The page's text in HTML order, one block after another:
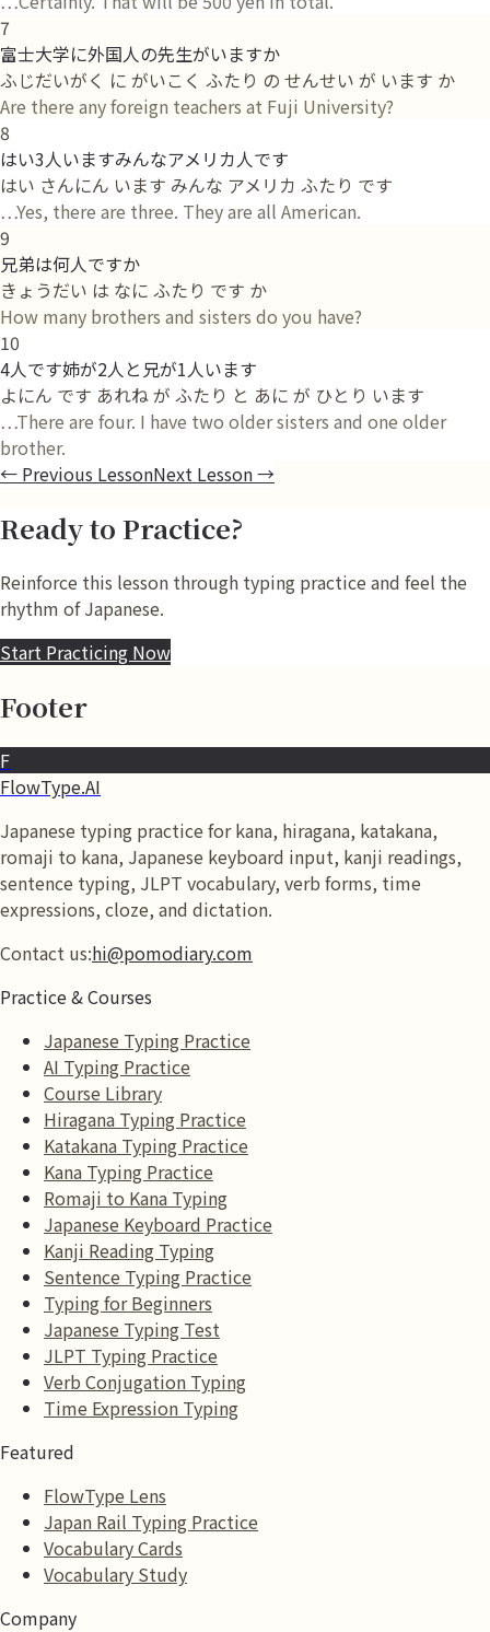
7
富士大学に外国人の先生がいますか
ふじだいがく に がいこく ふたり の せんせい が います か
Are there any foreign teachers at Fuji University?
8
はい3人いますみんなアメリカ人です
はい さんにん います みんな アメリカ ふたり です
…Yes, there are three. They are all American.
9
兄弟は何人ですか
きょうだい は なに ふたり です か
How many brothers and sisters do you have?
10
4人です姉が2人と兄が1人います
よにん です あれね が ふたり と あに が ひとり います
…There are four. I have two older sisters and one older
brother.
← Previous LessonNext Lesson→
Ready to Practice?
Reinforce this lesson through typing practice and feel the
rhythm of Japanese.
Start Practicing Now
Footer
F
FlowType.AI
Japanese typing practice for kana, hiragana, katakana,
romaji to kana, Japanese keyboard input, kanji readings,
sentence typing, JLPT vocabulary, verb forms, time
expressions, cloze, and dictation.
Contact us:hi@pomodiary.com
Practice & Courses
Japanese Typing Practice
AI Typing Practice
Course Library
Hiragana Typing Practice
Katakana Typing Practice
Kana Typing Practice
Romaji to Kana Typing
Japanese Keyboard Practice
Kanji Reading Typing
Sentence Typing Practice
Typing for Beginners
Japanese Typing Test
JLPT Typing Practice
Verb Conjugation Typing
Time Expression Typing
Featured
FlowType Lens
Japan Rail Typing Practice
Vocabulary Cards
Vocabulary Study
Company